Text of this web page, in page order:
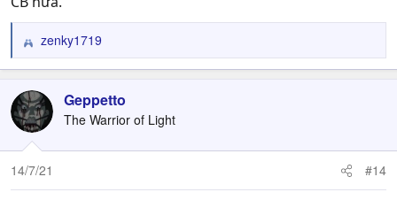
R
e
c
t
i
o
n
zenky1719
Geppetto
The Warrior of Light
14/7/21 #14